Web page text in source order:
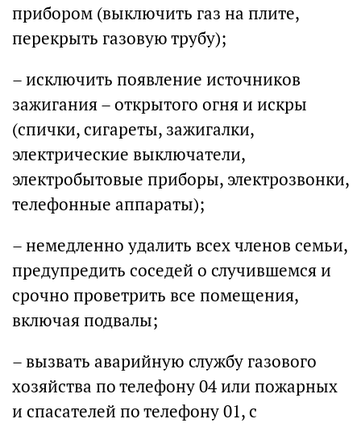
прибором (выключить газ на плите,
перекрыть газовую трубу);
– исключить появление источников
зажигания – открытого огня и искры
(спички, сигареты, зажигалки,
электрические выключатели,
электробытовые приборы, электрозвонки,
телефонные аппараты);
– немедленно удалить всех членов семьи,
предупредить соседей о случившемся и
срочно проветрить все помещения,
включая подвалы;
– вызвать аварийную службу газового
хозяйства по телефону 04 или пожарных
и спасателей по телефону 01, с